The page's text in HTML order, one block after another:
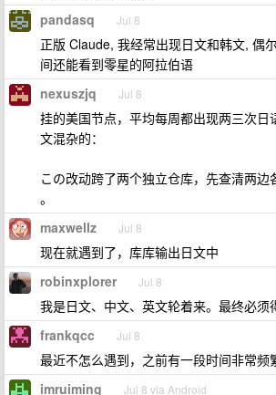
pandasq Jul 8
正版 Claude, 我经常出现日文和韩文, 偶
间还能看到零星的阿拉伯语
nexuszjq Jul 8
挂的美国节点，平均每周都出现两三次日
文混杂的：
この改动跨了两个独立仓库，先查清两边
。
maxwellz Jul 8
现在就遇到了，库库输出日文中
robinxplorer Jul 8
我是日文、中文、英文轮着来。最终必须
frankqcc Jul 8
最近不怎么遇到，之前有一段时间非常频
imruiming Jul 8 via Android